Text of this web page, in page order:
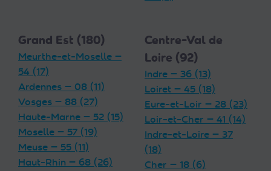
Grand Est (180)
Meurthe-et-Moselle —
54 (17)
Ardennes — 08 (11)
Vosges — 88 (27)
Haute-Marne — 52 (15)
Moselle — 57 (19)
Meuse — 55 (11)
Haut-Rhin — 68 (26)
Centre-Val de
Loire (92)
Indre — 36 (13)
Loiret — 45 (18)
Eure-et-Loir — 28 (23)
Loir-et-Cher — 41 (14)
Indre-et-Loire — 37
(18)
Cher — 18 (6)